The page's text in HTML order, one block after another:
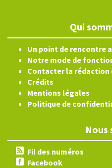
Qui
Un point de rencontre
Notre mode de
Contacter la rédaction
Crédits
Mentions légales
Politique de
Nous
Fil des numéros
Facebook